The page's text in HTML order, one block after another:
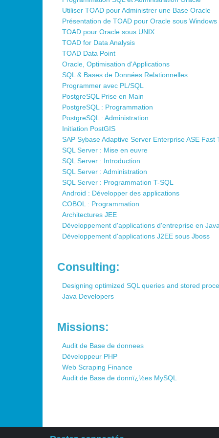
Utiliser TOAD pour Administrer une Base Oracle
Présentation de TOAD pour Oracle sous Windows
TOAD pour Oracle sous UNIX
TOAD for Data Analysis
TOAD Data Point
Oracle, Optimisation d'Applications
SQL & Bases de Données Relationnelles
Programmer avec PL/SQL
PostgreSQL Prise en Main
PostgreSQL : Programmation
PostgreSQL : Administration
Initiation PostGIS
SAP Sybase Adaptive Server Enterprise ASE Fast
SQL Server : Mise en euvre
SQL Server : Introduction
SQL Server : Administration
SQL Server : Programmation T-SQL
Android : Développer des applications
COBOL : Programmation
Architectures JEE
Développement d'applications d'entreprise en
Développement d'applications J2EE sous Jboss
Consulting:
Designing optimized SQL queries and stored
Java Developers
Missions:
Audit de Base de donnees
Développeur PHP
Web Scraping Finance
Audit de Base de donnï¿½es MySQL
•